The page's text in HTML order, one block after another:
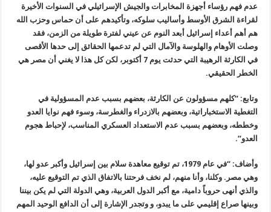
عدم فهم رؤساء أجهزة المخابرات والجيش الإسرائيلي في السنوات الأخيرة
لقراءة الشرق الأوسط وأساليب سلوكه، وتأكيدهم على أن حماس وحزب الله
هم أهم أعداء إسرائيل أبعد النوم عن عيني لفترة طويلة من الزمن، فقد
وصلت الأوهام والهلوسة والآمال التي لم تدعمها الحقائق إلى حدها الأقصى
في الكارثة
الرهيبة التي حدثت يوم 7 أكتوبر، لكن كل هذا لا يغني أن مصر هي
الخطر
الحقيقي.
وتابع: “كلهم مسؤولون عن الكارثة، بعضهم بسبب عدم المسؤولية في
التغطية الاستخباراتية، وبعضهم بالازدراء والغطرسة، وسوء فهم نوايا العدو
وخططه، وبعضهم بسبب عدم الاستعداد العسكري المناسب، لإحباط هجوم
العدو“.
وأضاف: “في عام 1979، تم توقيع معاهدة سلام بين إسرائيل وأكبر عدو لها،
وهي مصر. وكلنا، وأنا منهم، لم نخف فرحتنا بالاتفاق الذي تم التوقيع عليه،
والذي أنهى حروباً دامية، مع أكبر الدول العربية، وهي الدولة التي لم يكن بيننا
وبينها صراع إقليمي على ما يبدو، و وتجدر الإشارة إلى أن الدافع الوحيد المهم